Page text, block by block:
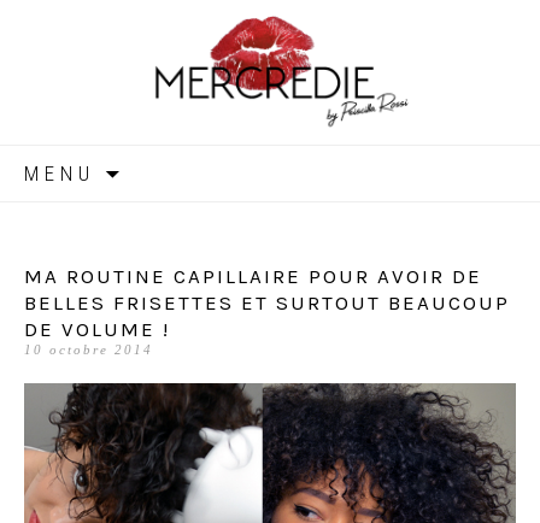
MERCREDIE
MENU
MA ROUTINE CAPILLAIRE POUR AVOIR DE
BELLES FRISETTES ET SURTOUT BEAUCOUP
DE VOLUME !
10 octobre 2014